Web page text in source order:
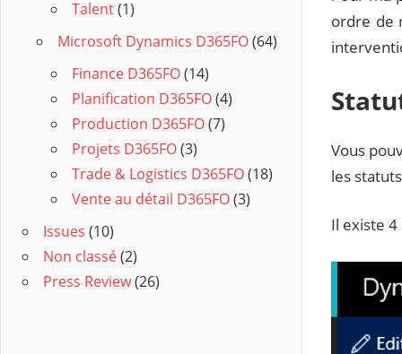
ordre de
Vous
les
Il existe
Talent(1)
Microsoft Dynamics D365FO(64)
Finance D365FO(14)
Planification D365FO(4)
Production D365FO(7)
Projets D365FO(3)
Trade & Logistics D365FO(18)
Vente au détail D365FO(3)
Issues (10)
Non classé(2)
Press Review(26)